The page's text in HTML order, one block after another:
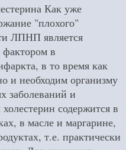
Как уже
"плохого"
ЛПНП является
в
в то время как
и необходим организму
заболеваний и
содержится в
в масле и маргарине,
т.е. практически